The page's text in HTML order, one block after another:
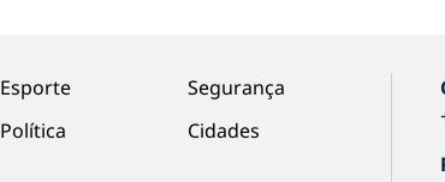
Esporte
Política
Segurança
Cidades